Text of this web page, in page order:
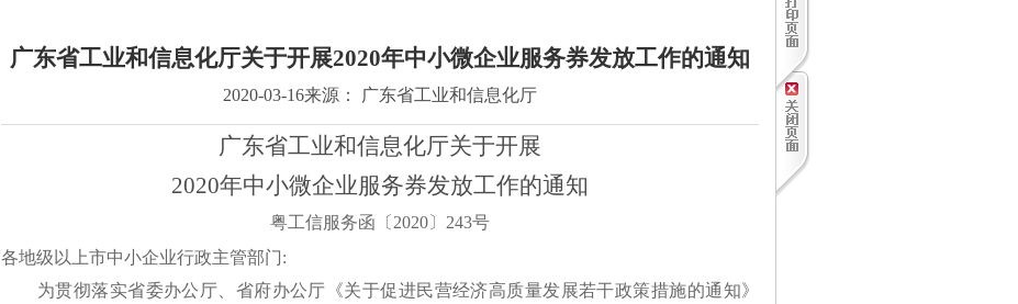
广东省工业和信息化厅关于开展2020年中小微企业服务券发放工作的通知
2020-03-16来源： 广东省工业和信息化厅
广东省工业和信息化厅关于开展
2020年中小微企业服务券发放工作的通知
粤工信服务函〔 2020〕243号
各地级以上市中小企业行政主管部门:
为贯彻落实省委办公厅、省府办公厅《关于促进民营经济高质量发展若干政策措施的通知》